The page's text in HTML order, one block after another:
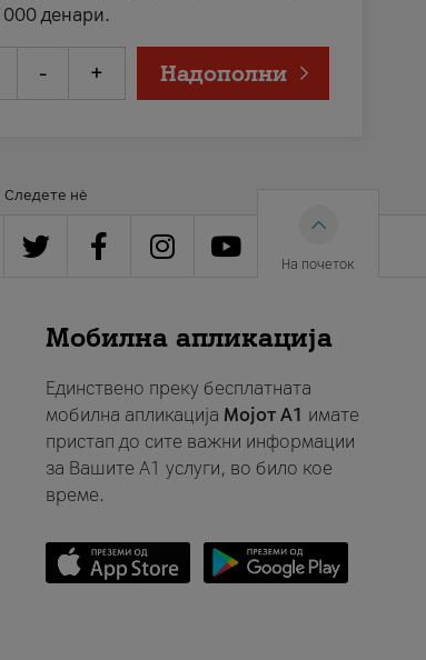
денари.
- + Надополни
Следете нè
На почеток
Мобилна апликација
Единствено преку бесплатната
мобилна апликација Мојот A1 имате
пристап до сите важни информации
за Вашите A1 услуги, во било кое
време.